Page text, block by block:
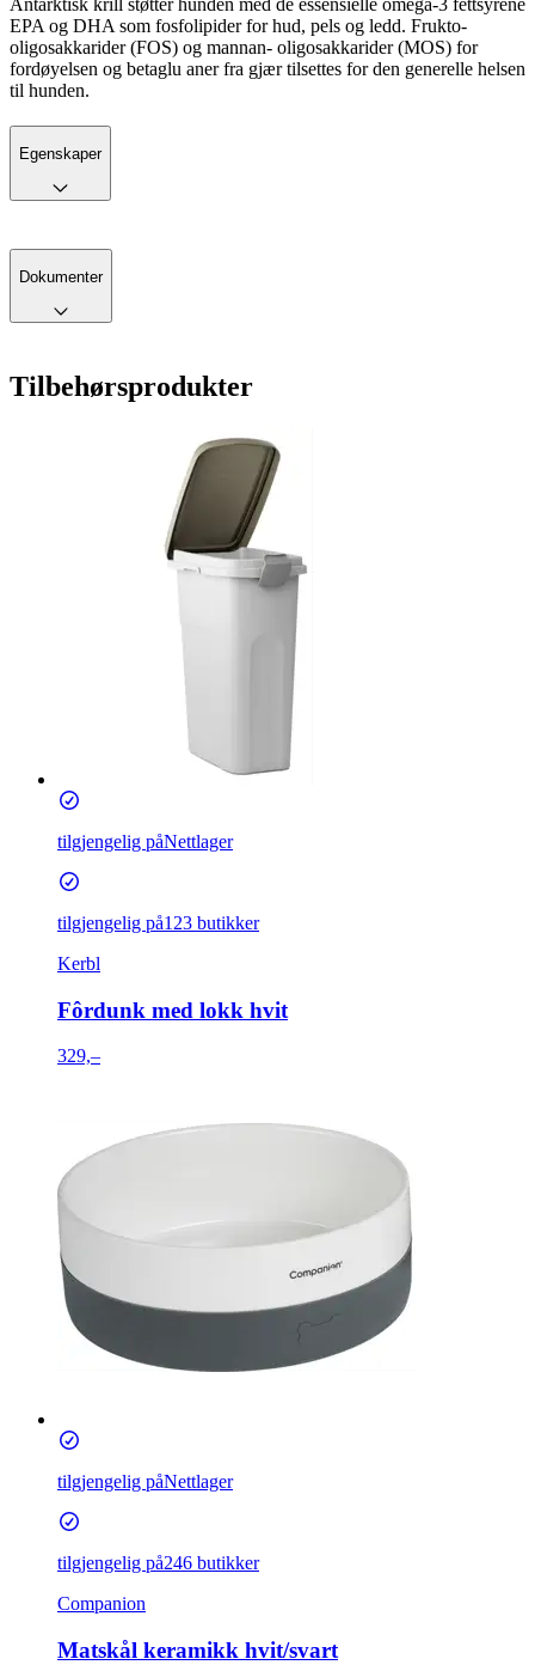
Antarktisk krill støtter hunden med de essensielle omega-3 fettsyrene
EPA og DHA som fosfolipider for hud, pels og ledd. Frukto-
oligosakkarider (FOS) og mannan- oligosakkarider (MOS) for
fordøyelsen og betaglu aner fra gjær tilsettes for den generelle helsen
til hunden.
Egenskaper
Dokumenter
Tilbehørsprodukter
tilgjengelig påNettlager
tilgjengelig på123 butikker
Kerbl
Fôrdunk med lokk hvit
329,–
tilgjengelig påNettlager
tilgjengelig på246 butikker
Companion
Matskål keramikk hvit/svart